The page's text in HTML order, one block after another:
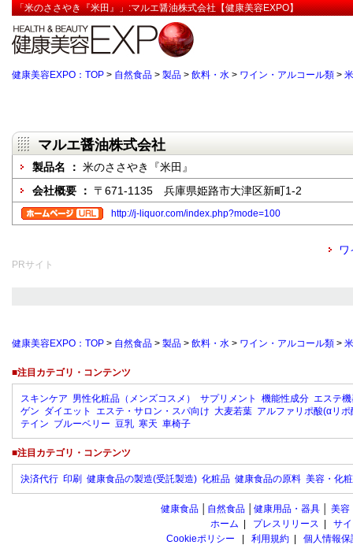
「米のささやき『米田』」:マルエ醤油株式会社【健康美容EXPO】
健康美容EXPO：TOP > 自然食品 > 製品 > 飲料・水 > ワイン・アルコール類 >
マルエ醤油株式会社
製品名 ： 米のささやき『米田』
会社概要 ： 〒671-1135 兵庫県姫路市大津区新町1-2
http://j-liquor.com/index.php?mode=100
ワ
PRサイト
健康美容EXPO：TOP > 自然食品 > 製品 > 飲料・水 > ワイン・アルコール類 >
■注目カテゴリ・コンテンツ
スキンケア 男性化粧品（メンズコスメ） サプリメント 機能性成分 エステ
ゲン ダイエット エステ・サロン・スパ向け 大麦若葉 アルファリポ酸(αリポ
テイン ブルーベリー 豆乳 寒天 車椅子
■注目カテゴリ・コンテンツ
決済代行 印刷 健康食品の製造(受託製造) 化粧品 健康食品の原料 美容・化
健康食品 自然食品 健康用品・器具 美容
ホーム
プレスリリース
サ
Cookieポリシー
利用規約 個人情報